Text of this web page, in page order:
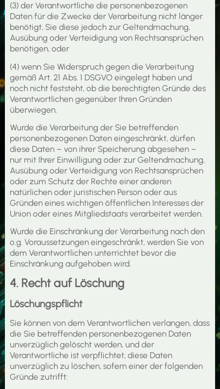
(3) der Verantwortliche die personenbezogenen
Daten für die Zwecke der Verarbeitung nicht länger
benötigt, Sie diese jedoch zur Geltendmachung,
Ausübung oder Verteidigung von Rechtsansprüchen
benötigen, oder
(4) wenn Sie Widerspruch gegen die Verarbeitung
gemäß Art. 21 Abs. 1 DSGVO eingelegt haben und
noch nicht feststeht, ob die berechtigten Gründe des
Verantwortlichen gegenüber Ihren Gründen
überwiegen.
Wurde die Verarbeitung der Sie betreffenden
personenbezogenen Daten eingeschränkt, dürfen
diese Daten – von ihrer Speicherung abgesehen –
nur mit Ihrer Einwilligung oder zur Geltendmachung,
Ausübung oder Verteidigung von Rechtsansprüchen
oder zum Schutz der Rechte einer anderen
natürlichen oder juristischen Person oder aus
Gründen eines wichtigen öffentlichen Interesses der
Union oder eines Mitgliedstaats verarbeitet werden.
Wurde die Einschränkung der Verarbeitung nach den
o.g. Voraussetzungen eingeschränkt, werden Sie von
dem Verantwortlichen unterrichtet bevor die
Einschränkung aufgehoben wird.
4. Recht auf Löschung
Löschungspflicht
Sie können von dem Verantwortlichen verlangen, dass
die Sie betreffenden personenbezogenen Daten
unverzüglich gelöscht werden, und der
Verantwortliche ist verpflichtet, diese Daten
unverzüglich zu löschen, sofern einer der folgenden
Gründe zutrifft: